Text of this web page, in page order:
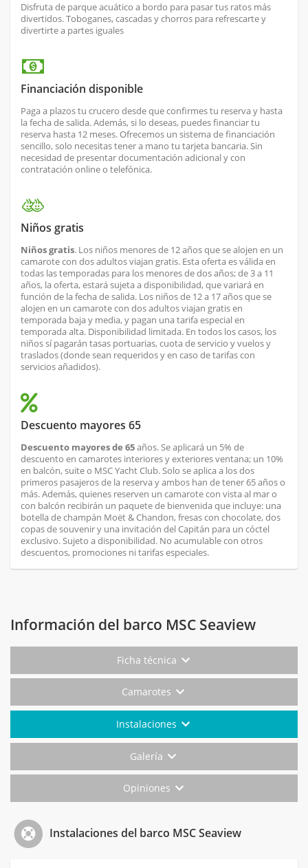
Disfruta de parque acuático a bordo para pasar tus ratos más
divertidos. Toboganes, cascadas y chorros para refrescarte y
divertirte a partes iguales
Financiación disponible
Paga a plazos tu crucero desde que confirmes tu reserva y hasta
la fecha de salida. Además, si lo deseas, puedes financiar tu
reserva hasta 12 meses. Ofrecemos un sistema de financiación
sencillo, solo necesitas tener a mano tu tarjeta bancaria. Sin
necesidad de presentar documentación adicional y con
contratación online o telefónica.
Niños gratis
Niños gratis. Los niños menores de 12 años que se alojen en un
camarote con dos adultos viajan gratis. Esta oferta es válida en
todas las temporadas para los menores de dos años; de 3 a 11
años, la oferta, estará sujeta a disponibilidad, que variará en
función de la fecha de salida. Los niños de 12 a 17 años que se
alojen en un camarote con dos adultos viajan gratis en
temporada baja y media, y pagan una tarifa especial en
temporada alta. Disponibilidad limitada. En todos los casos, los
niños sí pagarán tasas portuarias, cuota de servicio y vuelos y
traslados (donde sean requeridos y en caso de tarifas con
servicios añadidos).
Descuento mayores 65
Descuento mayores de 65años. Se aplicará un 5% de
descuento en camarotes interiores y exteriores ventana; un 10%
en balcón, suite o MSC Yacht Club. Solo se aplica a los dos
primeros pasajeros de la reserva y ambos han de tener 65 años o
más. Además, quienes reserven un camarote con vista al mar o
con balcón recibirán un paquete de bienvenida que incluye: una
botella de champán Moët & Chandon, fresas con chocolate, dos
copas de souvenir y una invitación del Capitán para un cóctel
exclusivo. Sujeto a disponibilidad. No acumulable con otros
descuentos, promociones ni tarifas especiales.
Información del barco MSC Seaview
Ficha técnica
Camarotes
Instalaciones
Galería
Opiniones
Instalaciones del barco MSC Seaview